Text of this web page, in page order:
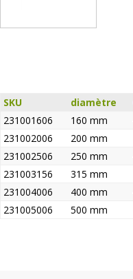
SKU diamètre
231001606
160 mm
231002006
200 mm
231002506
250 mm
231003156
315 mm
231004006
400 mm
231005006
500 mm